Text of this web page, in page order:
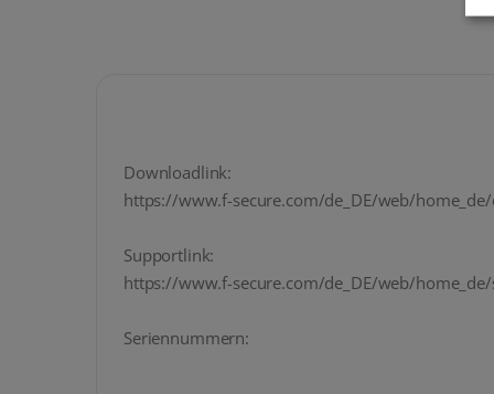
Downloadlink:
https://www.f-secure.com/de_DE/web/
Supportlink:
https://www.f-secure.com/de_DE/web/
Seriennummern: